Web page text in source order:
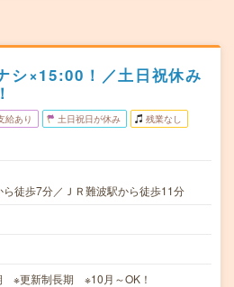
シ×15:00！／土日祝休み
給あり 土日祝日が休み 残業なし
徒歩7分／ＪＲ難波駅から徒歩11分
※更新制長期 ※10月～OK！